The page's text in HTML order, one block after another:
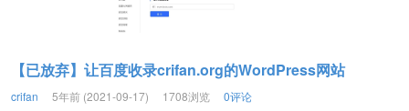
【已放弃】让百度收录crifan.org的WordPress网站
crifan 5年前 (2021-09-17) 1708浏览 0评论